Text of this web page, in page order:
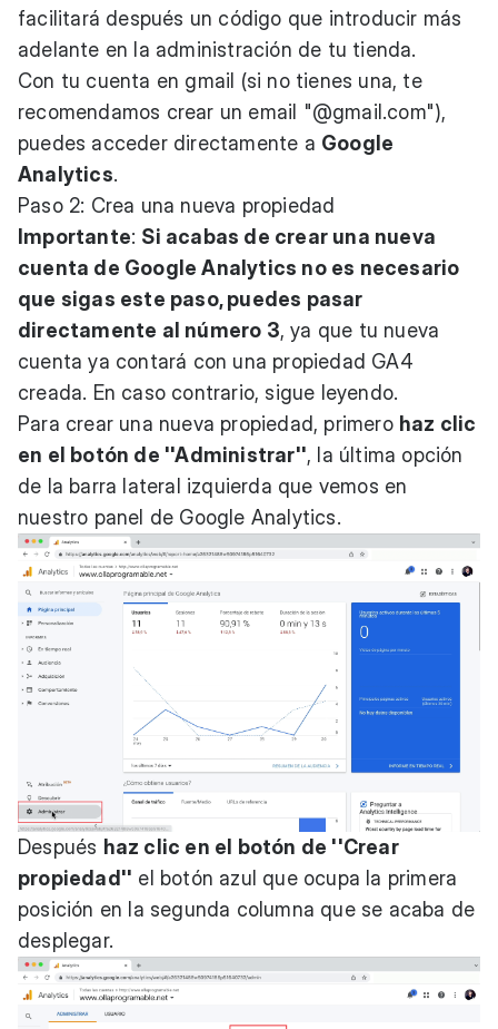
facilitará después un código que introducir más
adelante en la administración de tu tienda.
Con tu cuenta en gmail (si no tienes una, te
recomendamos crear un email "@gmail.com"),
puedes acceder directamente a Google
Analytics.
Paso 2: Crea una nueva propiedad
Importante: Si acabas de crear una nueva
cuenta de Google Analytics no es necesario
que sigas este paso, puedes pasar
directamente al número 3, ya que tu nueva
cuenta ya contará con una propiedad GA4
creada. En caso contrario, sigue leyendo.
Para crear una nueva propiedad, primero haz clic
en el botón de ''Administrar'', la última opción
de la barra lateral izquierda que vemos en
nuestro panel de Google Analytics.
Después haz clic en el botón de ''Crear
propiedad'' el botón azul que ocupa la primera
posición en la segunda columna que se acaba de
desplegar.